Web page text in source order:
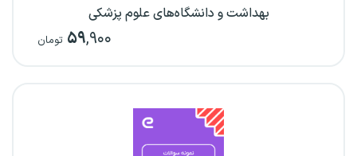
بهداشت و دانشگاه‌های علوم پزشکی
۵۹,۹۰۰ تومان